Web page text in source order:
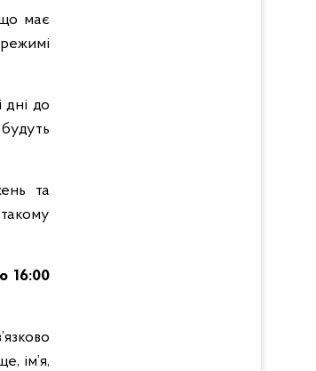
має
дні до
та
16:00
ім’я,